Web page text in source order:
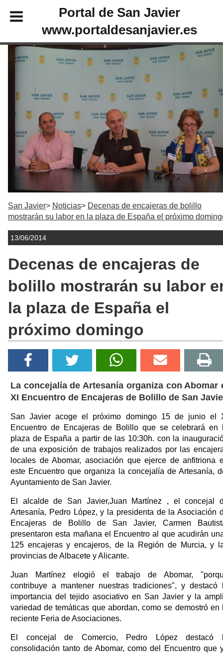
Portal de San Javier
www.portaldesanjavier.es
San Javier Noticias
Decenas de encajeras de bolillo
mostrarán su labor en la plaza de España el próximo
13/06/2014
Decenas de encajeras de
bolillo mostrarán su labor
la plaza de España el
próximo domingo
La concejalía de Artesanía organiza con Abomar
XI Encuentro de Encajeras de Bolillo de San
San Javier acoge el próximo domingo 15 de junio el
Encuentro de Encajeras de Bolillo que se celebrará en
plaza de España a partir de las 10:30h. con la
de una exposición de trabajos realizados por las
locales de Abomar, asociación que ejerce de anfitriona
este Encuentro que organiza la concejalía de Artesanía,
Ayuntamiento de San Javier.
El alcalde de San Javier,Juan Martínez , el concejal
Artesanía, Pedro López, y la presidenta de la Asociación
Encajeras de Bolillo de San Javier, Carmen
presentaron esta mañana el Encuentro al que acudirán
125 encajeras y encajeros, de la Región de Murcia, y
provincias de Albacete y Alicante.
Juan Martínez elogió el trabajo de Abomar,
contribuye a mantener nuestras tradiciones", y destacó
importancia del tejido asociativo en San Javier y la
variedad de temáticas que abordan, como se demostró en
reciente Feria de Asociaciones.
El concejal de Comercio, Pedro López destacó
consolidación tanto de Abomar, como del Encuentro que